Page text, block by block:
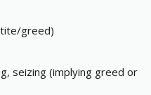
greed)
seizing (implying greed or